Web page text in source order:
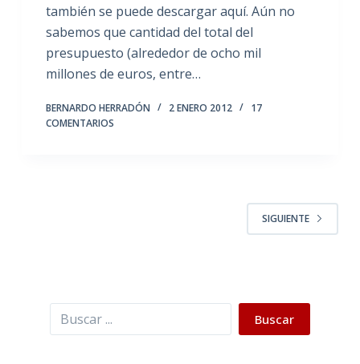
también se puede descargar aquí. Aún no
sabemos que cantidad del total del
presupuesto (alrededor de ocho mil
millones de euros, entre…
BERNARDO HERRADÓN 2 ENERO 2012
17
COMENTARIOS
SIGUIENTE
Buscar Buscar